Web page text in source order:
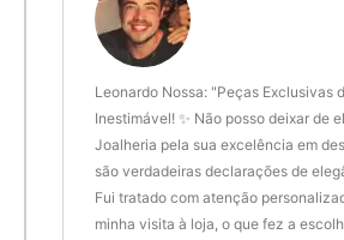
Leonardo Nossa: "Peças Exclusivas
Inestimável! ✨ Não posso deixar de
Joalheria pela sua excelência em
são verdadeiras declarações de
Fui tratado com atenção
minha visita à loja, o que fez a